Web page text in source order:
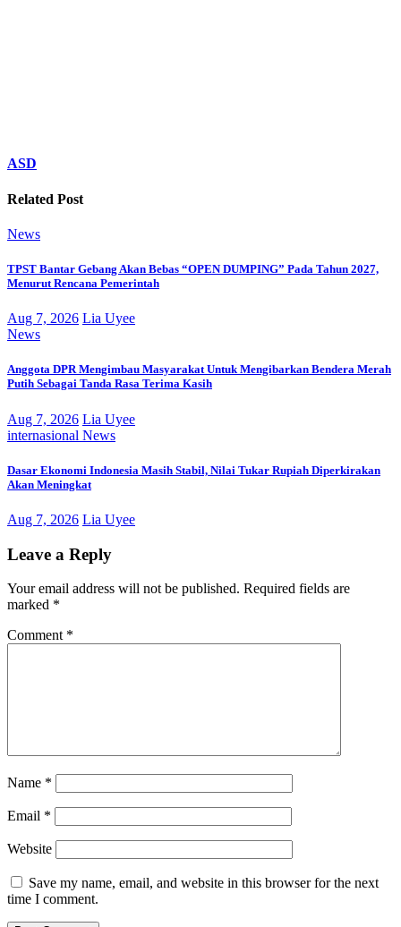
ASD
Related Post
News
TPST Bantar Gebang Akan Bebas “OPEN DUMPING” Pada Tahun 2027,
Menurut Rencana Pemerintah
Aug 7, 2026 Lia Uyee
News
Anggota DPR Mengimbau Masyarakat Untuk Mengibarkan Bendera Merah
Putih Sebagai Tanda Rasa Terima Kasih
Aug 7, 2026 Lia Uyee
internasional News
Dasar Ekonomi Indonesia Masih Stabil, Nilai Tukar Rupiah Diperkirakan
Akan Meningkat
Aug 7, 2026 Lia Uyee
Leave a Reply
Your email address will not be published. Required fields are
marked *
Comment *
Name *
Email *
Website
Save my name, email, and website in this browser for the next
time I comment.